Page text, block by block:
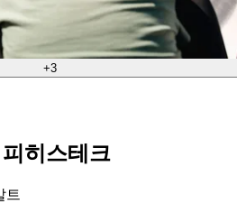
+3
히스테크
트